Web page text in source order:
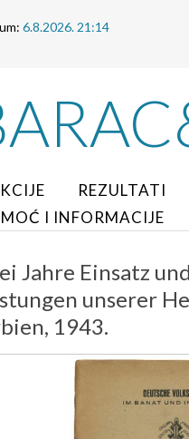
6.8.2026. 21:14
REZULTATI
I INFORMACIJE
Jahre Einsatz
unserer
1943.